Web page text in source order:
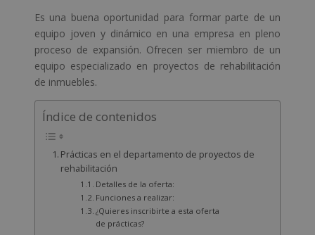
Es una buena oportunidad para formar parte de un
equipo joven y dinámico en una empresa en pleno
proceso de expansión. Ofrecen ser miembro de un
equipo especializado en proyectos de rehabilitación
de inmuebles.
Índice de contenidos
Prácticas en el departamento de proyectos de
rehabilitación
Detalles de la oferta:
Funciones a realizar:
¿Quieres inscribirte a esta oferta
de prácticas?